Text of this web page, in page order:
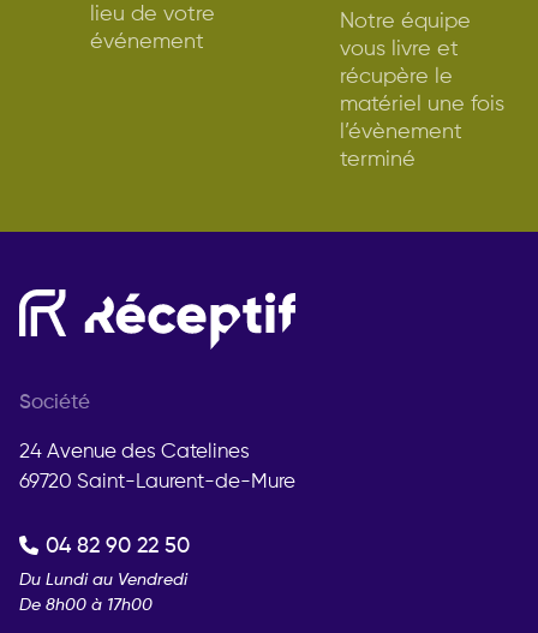
lieu de votre
événement
Notre équipe
vous livre et
récupère le
matériel une fois
l’évènement
terminé
Société
24 Avenue des Catelines
69720 Saint-Laurent-de-Mure
04 82 90 22 50
Du Lundi au Vendredi
De 8h00 à 17h00